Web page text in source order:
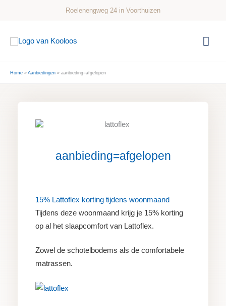
inhoud
Roelenengweg 24 in Voorthuizen
Home Aanbiedingen aanbieding=afgelopen
aanbieding=afgelopen
15% Lattoflex korting tijdens woonmaand
Tijdens deze woonmaand krijg je 15% korting
op al het slaapcomfort van Lattoflex.
Zowel de schotelbodems als de comfortabele
matrassen.